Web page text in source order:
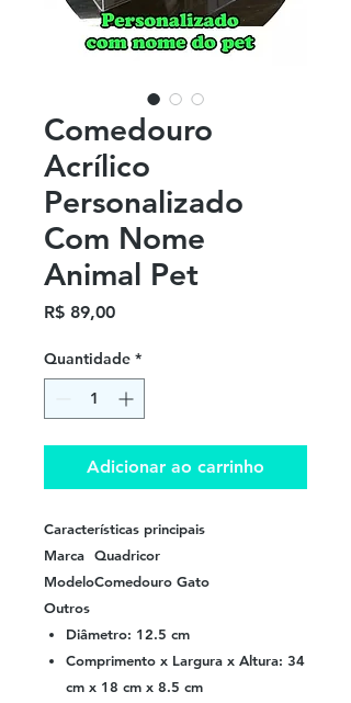
Comedouro
Acrílico
Personalizado
Com Nome
Animal Pet
R$ 89,00Preço
Quantidade *
Adicionar ao carrinho
Características principais
Marca Quadricor
ModeloComedouro Gato
Outros
Diâmetro: 12.5 cm
Comprimento x Largura x Altura: 34
cm x 18 cm x 8.5 cm